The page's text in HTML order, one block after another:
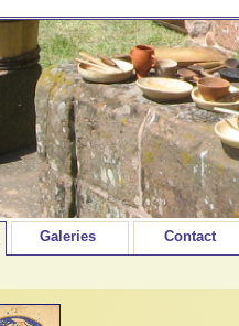
Galeries Contact